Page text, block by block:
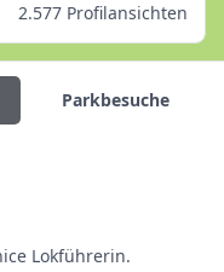
2.577 Profilansichten
Parkbesuche
Lokführerin.